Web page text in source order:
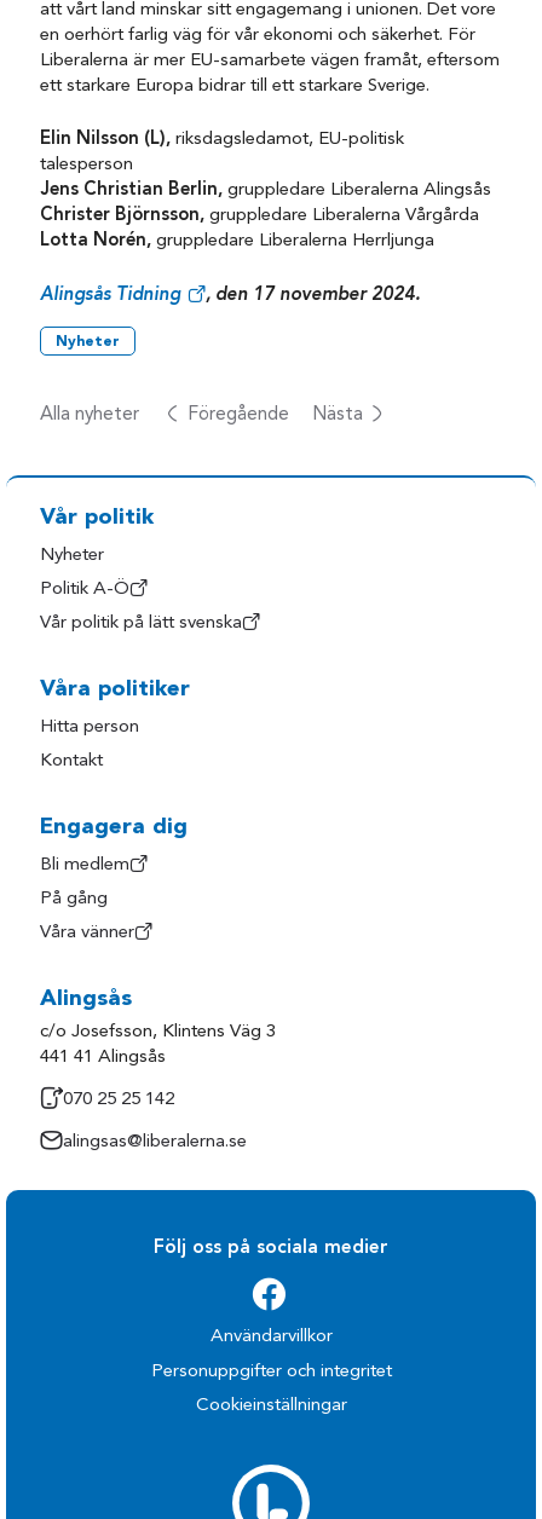
att vårt land minskar sitt engagemang i unionen. Det vore
en oerhört farlig väg för vår ekonomi och säkerhet. För
Liberalerna är mer EU-samarbete vägen framåt, eftersom
ett starkare Europa bidrar till ett starkare Sverige.
Elin Nilsson (L), riksdagsledamot, EU-politisk
talesperson
Jens Christian Berlin, gruppledare Liberalerna Alingsås
Christer Björnsson, gruppledare Liberalerna Vårgårda
Lotta Norén, gruppledare Liberalerna Herrljunga
Alingsås Tidning , den 17 november 2024.
Nyheter
Alla nyheter Föregående Nästa
Vår politik
Nyheter
Politik A-Ö
Vår politik på lätt svenska
Våra politiker
Hitta person
Kontakt
Engagera dig
Bli medlem
På gång
Våra vänner
Alingsås
c/o Josefsson, Klintens Väg 3
441 41 Alingsås
070 25 25 142
alingsas@liberalerna.se
Följ oss på sociala medier
Användarvillkor
Personuppgifter och integritet
Cookieinställningar